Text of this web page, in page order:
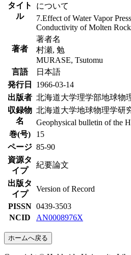
タイト
ル
について
7.Effect of Water Vapor
Conductivity of Molten
著者
著者名
村瀬, 勉
MURASE, Tsutomu
言語
日本語
発行日
1966-03-14
出版者 北海道大学理学部地球物
収録物
名
北海道大学地球物理学研
Geophysical bulletin of the
巻(号)
15
ページ 85-90
資源タ
イプ
紀要論文
出版タ
イプ
Version of Record
PISSN 0439-3503
NCID
AN0008976X
ホームへ戻る